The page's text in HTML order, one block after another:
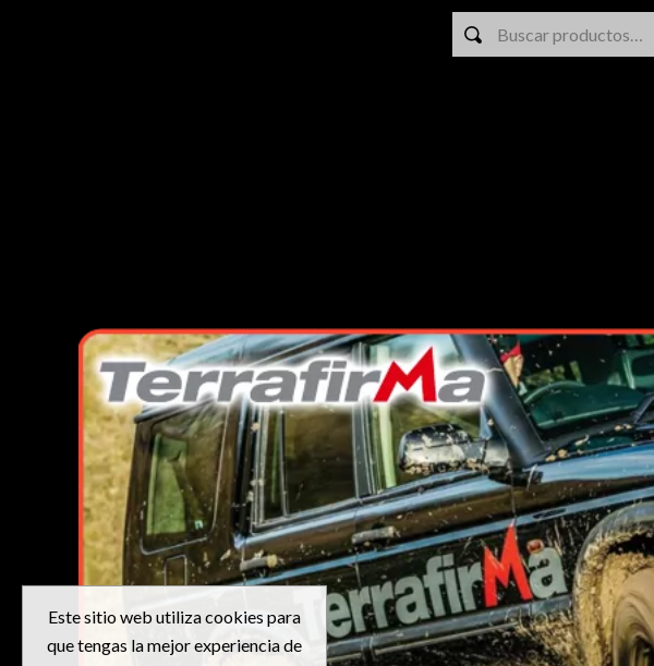
Este sitio web utiliza cookies para
que tengas la mejor experiencia de